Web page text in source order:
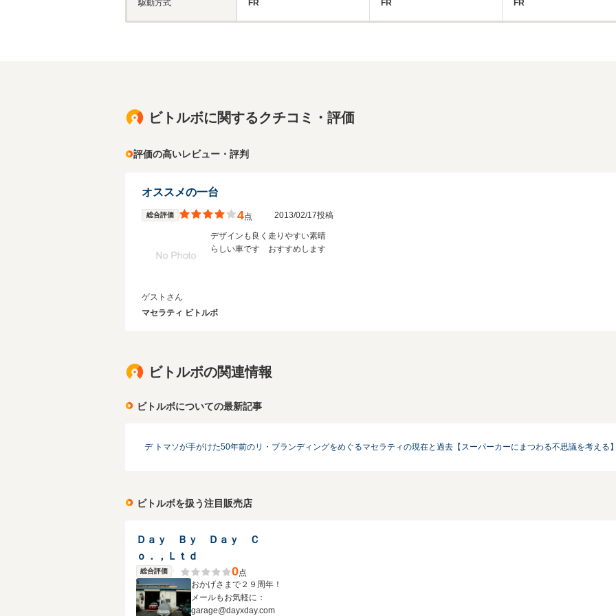
駆動方式 FR FR FR
ビトルボに関するクチコミ・評価
評価の高いレビュー・評判
オススメの一台
総合評価 4点 2013/02/17投稿
デザインも良く走りやすい素晴
らしい車です おすすめします
ゲストさん
マセラティ ビトルボ
ビトルボの関連情報
ビトルボについての最新記事
デ トマソが手がけた50年前のリ・ブランディングをめぐるマセラティの現在と過去【スーパーカーにまつわる不思議を考える】
ビトルボを扱う注目販売店
Ｄａｙ Ｂｙ Ｄａｙ Ｃ
ｏ．，Ｌｔｄ
総合評価 0点
おかげさまで２９周年！
メールもお気軽に：
garage@dayxday.com